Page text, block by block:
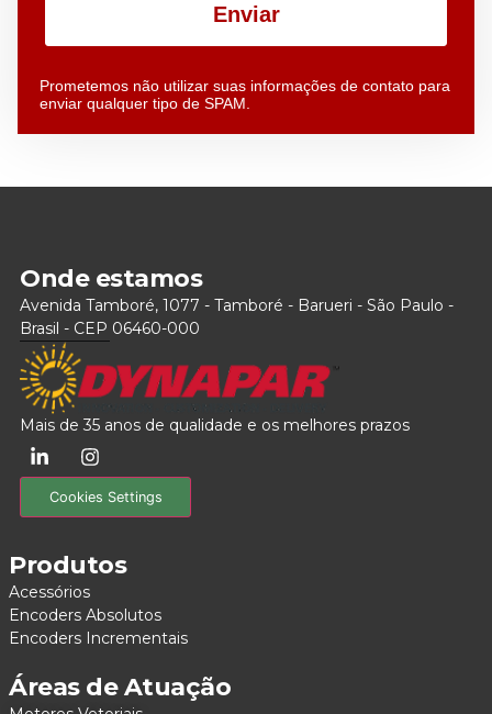
Enviar
Prometemos não utilizar suas informações de contato para
enviar qualquer tipo de SPAM.
Onde estamos
Avenida Tamboré, 1077 - Tamboré - Barueri - São Paulo -
Brasil - CEP 06460-000
Mais de 35 anos de qualidade e os melhores prazos
Cookies Settings
Produtos
Acessórios
Encoders Absolutos
Encoders Incrementais
Áreas de Atuação